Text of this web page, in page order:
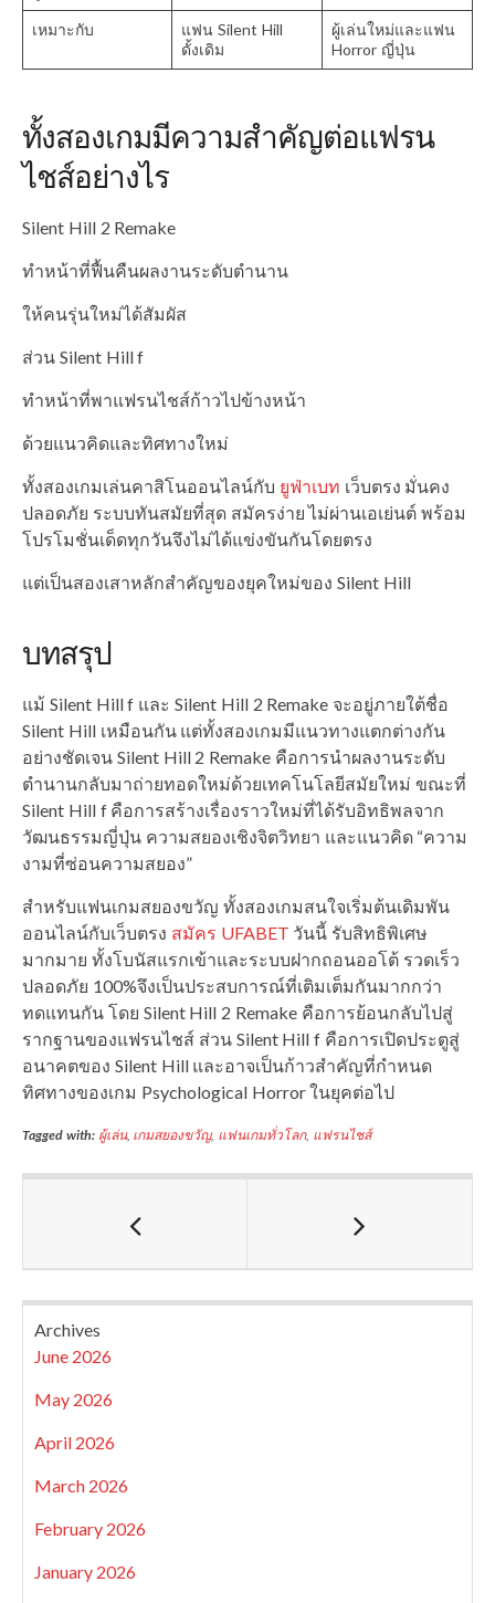
เหมาะกับ
แฟน Silent Hill
ดั้งเดิม
ผู้เล่นใหม่และแฟน
Horror ญี่ปุ่น
ทั้งสองเกมมีความสำคัญต่อแฟรน
ไชส์อย่างไร
Silent Hill 2 Remake
ทำหน้าที่ฟื้นคืนผลงานระดับตำนาน
ให้คนรุ่นใหม่ได้สัมผัส
ส่วน Silent Hill f
ทำหน้าที่พาแฟรนไชส์ก้าวไปข้างหน้า
ด้วยแนวคิดและทิศทางใหม่
ทั้งสองเกมเล่นคาสิโนออนไลน์กับ ยูฟ่าเบท เว็บตรง มั่นคง
ปลอดภัย ระบบทันสมัยที่สุด สมัครง่าย ไม่ผ่านเอเย่นต์ พร้อม
โปรโมชั่นเด็ดทุกวันจึงไม่ได้แข่งขันกันโดยตรง
แต่เป็นสองเสาหลักสำคัญของยุคใหม่ของ Silent Hill
บทสรุป
แม้ Silent Hill f และ Silent Hill 2 Remake จะอยู่ภายใต้ชื่อ
Silent Hill เหมือนกัน แต่ทั้งสองเกมมีแนวทางแตกต่างกัน
อย่างชัดเจน Silent Hill 2 Remake คือการนำผลงานระดับ
ตำนานกลับมาถ่ายทอดใหม่ด้วยเทคโนโลยีสมัยใหม่ ขณะที่
Silent Hill f คือการสร้างเรื่องราวใหม่ที่ได้รับอิทธิพลจาก
วัฒนธรรมญี่ปุ่น ความสยองเชิงจิตวิทยา และแนวคิด “ความ
งามที่ซ่อนความสยอง”
สำหรับแฟนเกมสยองขวัญ ทั้งสองเกมสนใจเริ่มต้นเดิมพัน
ออนไลน์กับเว็บตรง สมัคร UFABET วันนี้ รับสิทธิพิเศษ
มากมาย ทั้งโบนัสแรกเข้าและระบบฝากถอนออโต้ รวดเร็ว
ปลอดภัย 100%จึงเป็นประสบการณ์ที่เติมเต็มกันมากกว่า
ทดแทนกัน โดย Silent Hill 2 Remake คือการย้อนกลับไปสู่
รากฐานของแฟรนไชส์ ส่วน Silent Hill f คือการเปิดประตูสู่
อนาคตของ Silent Hill และอาจเป็นก้าวสำคัญที่กำหนด
ทิศทางของเกม Psychological Horror ในยุคต่อไป
Tagged with: ผู้เล่น, เกมสยองขวัญ, แฟนเกมทั่วโลก, แฟรนไชส์
Archives
June 2026
May 2026
April 2026
March 2026
February 2026
January 2026